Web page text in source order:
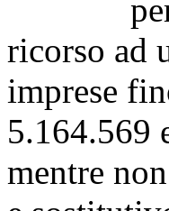
per la
ricorso ad
imprese
5.164.569
mentre